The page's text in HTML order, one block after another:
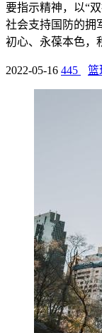
要指示精神，以“
社会支持国防的拥
初心、永葆本色，
2022-05-16 445 篮